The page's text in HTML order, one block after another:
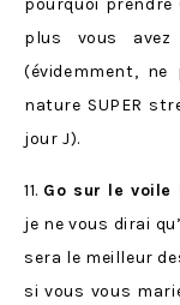
pourquoi prendre
plus vous
(évidemment,
nature SUPER
jour J).
11. Go sur le voile
je ne vous dirai
sera le meilleur
si vous vous